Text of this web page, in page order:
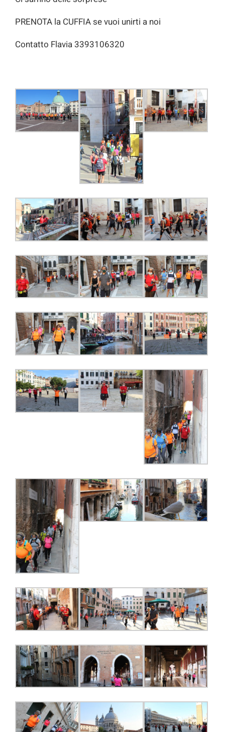
PRENOTA la CUFFIA se vuoi unirti a noi
Contatto Flavia 3393106320